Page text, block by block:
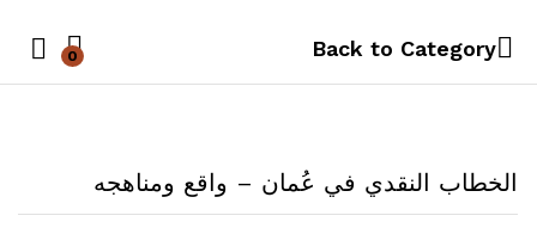
Back to Category
0
الخطاب النقدي في عُمان – واقع ومناهجه